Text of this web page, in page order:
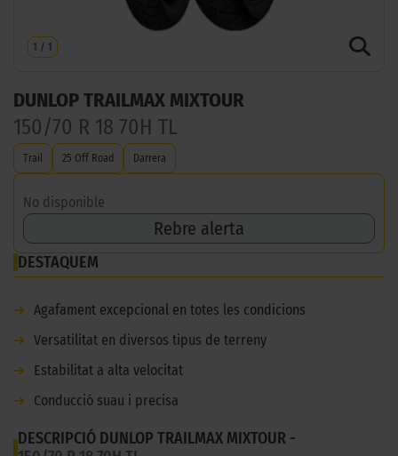
1 / 1
DUNLOP TRAILMAX MIXTOUR
150/70 R 18 70H TL
Trail 25 Off Road Darrera
No disponible
Rebre alerta
DESTAQUEM
➜
Agafament excepcional en totes les condicions
➜ Versatilitat en diversos tipus de terreny
➜
Estabilitat a alta velocitat
➜
Conducció suau i precisa
DESCRIPCIÓ DUNLOP TRAILMAX MIXTOUR -